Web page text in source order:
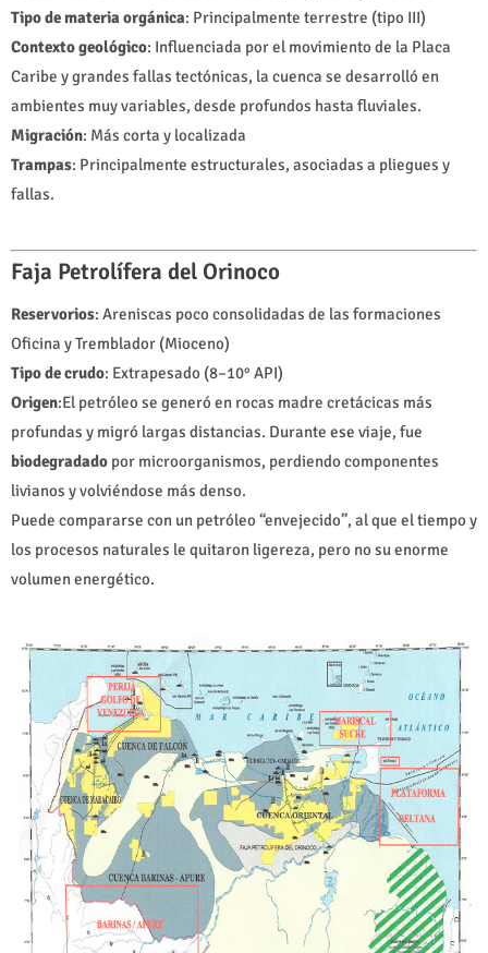
Tipo de materia orgánica: Principalmente terrestre (tipo III)
Contexto geológico: Influenciada por el movimiento de la Placa
Caribe y grandes fallas tectónicas, la cuenca se desarrolló en
ambientes muy variables, desde profundos hasta fluviales.
Migración: Más corta y localizada
Trampas: Principalmente estructurales, asociadas a pliegues y
fallas.
Faja Petrolífera del Orinoco
Reservorios: Areniscas poco consolidadas de las formaciones
Oficina y Tremblador (Mioceno)
Tipo de crudo: Extrapesado (8–10° API)
Origen:El petróleo se generó en rocas madre cretácicas más
profundas y migró largas distancias. Durante ese viaje, fue
biodegradado por microorganismos, perdiendo componentes
livianos y volviéndose más denso.
Puede compararse con un petróleo “envejecido”, al que el tiempo y
los procesos naturales le quitaron ligereza, pero no su enorme
volumen energético.